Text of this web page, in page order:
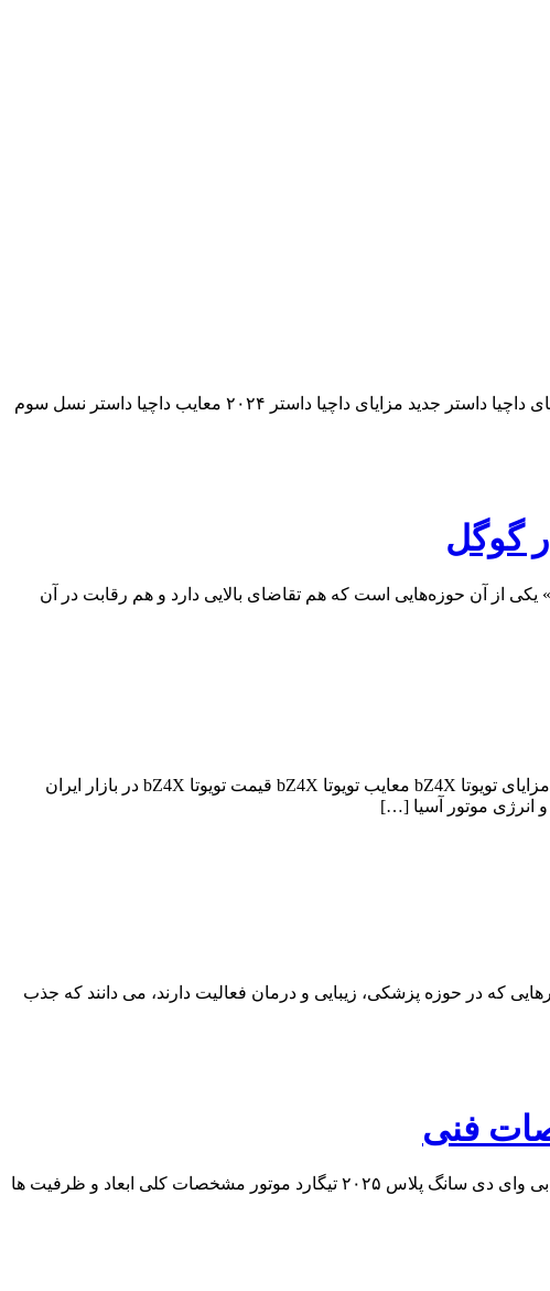
فهرست مطالب طراحی ظاهری داچیا داستر ۲۰۲۴ طراحی داخلی داچیا داستر نسل سوم مشخصات فنی داچیا داستر ۲۰۲۴ آپشن های داچیا داستر جدید مزایای داچیا داستر ۲۰۲۴ معایب داچیا داستر نسل سوم
گوگل
از آن حوزه‌هایی است که هم تقاضای بالایی دارد و هم رقابت در آن
فهرست مطالب طراحی ظاهری تویوتا bZ4X طراحی داخلی تویوتا bZ4X مشخصات فنی تویوتا bZ4X آپشن های تویوتا bZ4X مکس مزایای تویوتا bZ4X معایب تویوتا bZ4X قیمت تویوتا bZ4X در بازار ایران
که در حوزه پزشکی، زیبایی و درمان فعالیت دارند، می دانند که جذب
فهرست مطالب طراحی ظاهری بی وای دی سانگ پلاس ۲۰۲۵ طراحی داخلی بی وای دی سانگ پلاس تیگارد موتور مشخصات فنی بی وای دی سانگ پلاس ۲۰۲۵ تیگارد موتور مشخصات کلی ابعاد و ظرفیت ها